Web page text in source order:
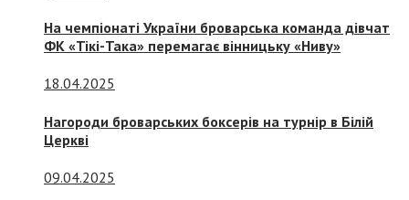
На чемпіонаті України броварська команда дівчат
ФК «Тікі-Така» перемагає вінницьку «Ниву»
18.04.2025
Нагороди броварських боксерів на турнір в Білій
Церкві
09.04.2025